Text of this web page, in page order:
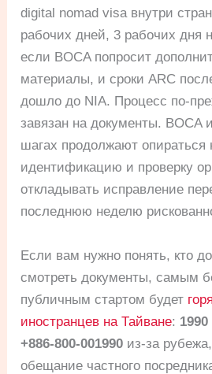
digital nomad visa внутри
рабочих дней, 3 рабочих дня
если BOCA попросит
материалы, и сроки ARC
дошло до NIA. Процесс по-
завязан на документы. BOCA
шагах продолжают опираться
идентификацию и проверку
откладывать исправление
последнюю неделю
Если вам нужно понять, кто
смотреть документы, самым
публичным стартом будет
иностранцев на Тайване: 1990
+886-800-001990 из-за
обещание частного